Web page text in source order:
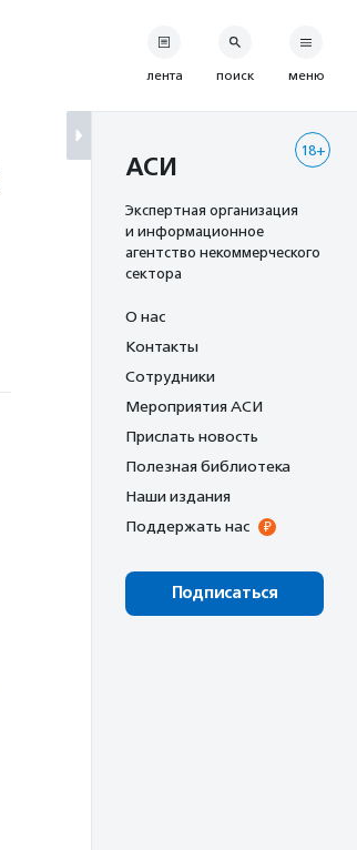
лента поиск меню
18+
АСИ
Экспертная организация
и информационное
агентство некоммерческого
сектора
О нас
Контакты
Сотрудники
Мероприятия АСИ
Прислать новость
Полезная библиотека
Наши издания
Поддержать нас
Подписаться